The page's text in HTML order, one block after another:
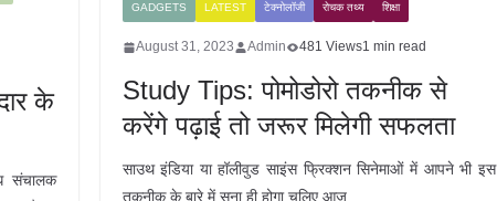
के
संचालक
GADGETS LATEST टेक्नोलॉजी रोचक तथ्य शिक्षा
August 31, 2023 Admin 481 Views1 min read
Study Tips: पोमोडोरो तकनीक से
करेंगे पढ़ाई तो जरूर मिलेगी सफलता
साउथ इंडिया या हॉलीवुड साइंस फ्रिक्शन सिनेमाओं में आपने भी इस
तकनीक के बारे में सुना ही होगा चलिए आज